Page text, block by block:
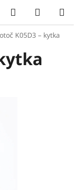
Hledat
KOŠÍK
K05D3 – kytka